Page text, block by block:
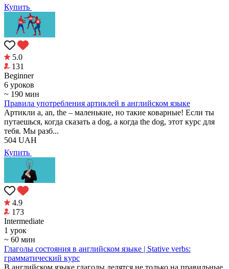
Купить
5.0
131
Beginner
6 уроков
~ 190 мин
Правила употребления артиклей в английском языке
Артикли a, an, the – маленькие, но такие коварные! Если ты
путаешься, когда сказать a dog, а когда the dog, этот курс для
тебя. Мы разб...
504 UAH
Купить
4.9
173
Intermediate
1 урок
~ 60 мин
Глаголы состояния в английском языке | Stative verbs:
грамматический курс
В английском языке глаголы делятся не только на правильные